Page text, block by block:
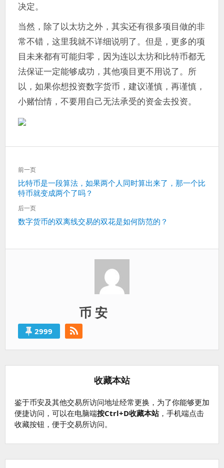
决定。
当然，除了以太坊之外，其实还有很多项目做的非
常不错，这里我就不详细说明了。但是，更多的项
目未来都有可能归零，因为连以太坊和比特币都无
法保证一定能够成功，其他项目更不用说了。所
以，如果你想投资数字货币，建议谨慎，再谨慎，
小赌怡情，不要用自己无法承受的资金去投资。
文
章
导
航
前一页
上
一
篇：
比特币是一段算法，如果两个人同时算出来了，那一个比
特币就变成两个了吗？
后一页
下
数字货币的双离线交易的双花是如何防范的？
币 安
2999
收藏本站
鉴于币安及其他交易所访问地址经常更换，为了你能够更加
便捷访问，可以在电脑端按Ctrl+D收藏本站，手机端点击
收藏按钮，便于交易所访问。